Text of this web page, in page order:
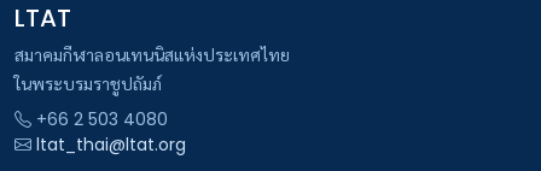
LTAT
สมาคมกีฬาลอนเทนนิสแห่งประเทศไทย
ในพระบรมราชูปถัมภ์
+66 2 503 4080
ltat_thai@ltat.org